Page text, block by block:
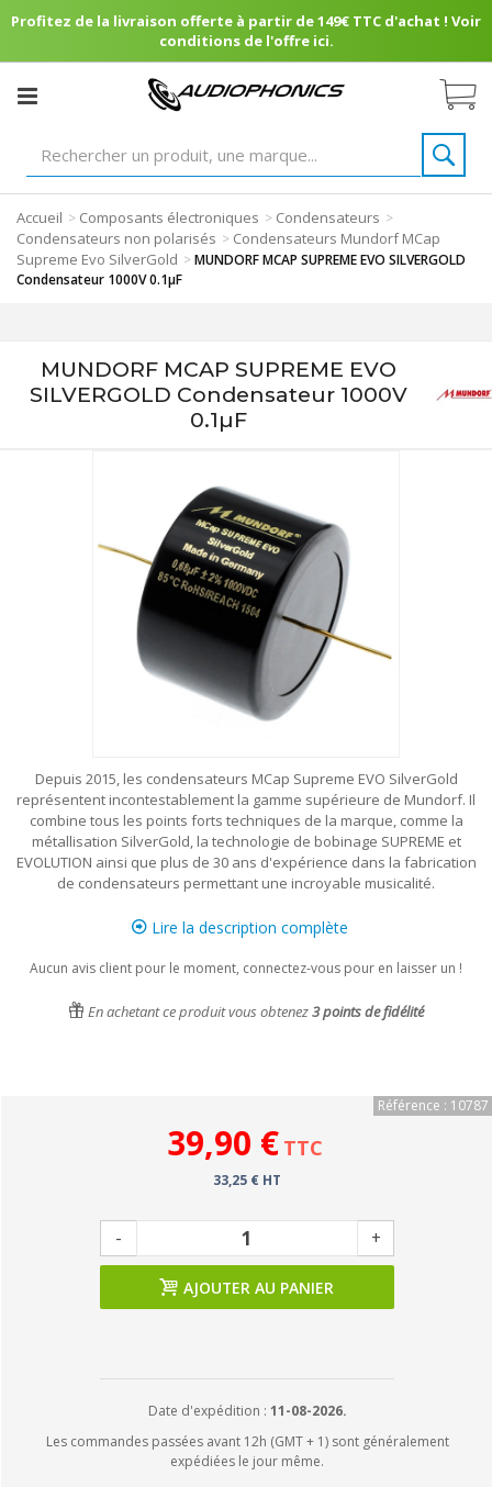
Profitez de la livraison offerte à partir de 149€ TTC d'achat ! Voir
conditions de l'offre ici.
Accueil > Composants électroniques > Condensateurs >
Condensateurs non polarisés > Condensateurs Mundorf MCap
Supreme Evo SilverGold >MUNDORF MCAP SUPREME EVO SILVERGOLD
Condensateur 1000V 0.1µF
MUNDORF MCAP SUPREME EVO
SILVERGOLD Condensateur 1000V
0.1µF
Depuis 2015, les condensateurs MCap Supreme EVO SilverGold
représentent incontestablement la gamme supérieure de Mundorf. Il
combine tous les points forts techniques de la marque, comme la
métallisation SilverGold, la technologie de bobinage SUPREME et
EVOLUTION ainsi que plus de 30 ans d'expérience dans la fabrication
de condensateurs permettant une incroyable musicalité.
Lire la description complète
Aucun avis client pour le moment, connectez-vous pour en laisser un !
En achetant ce produit vous obtenez3points de fidélité
Référence : 10787
39,90 € TTC
33,25 € HT
- +
AJOUTER AU PANIER
Date d'expédition : 11-08-2026.
Les commandes passées avant 12h (GMT + 1) sont généralement
expédiées le jour même.